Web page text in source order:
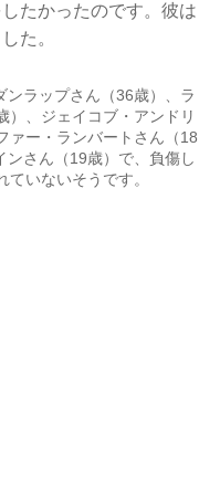
たかったのです。彼は
た。
ンラップさん（36歳）、ラ
）、ジェイコブ・アンドリ
ァー・ランバートさん（18
ンさん（19歳）で、負傷し
いないそうです。